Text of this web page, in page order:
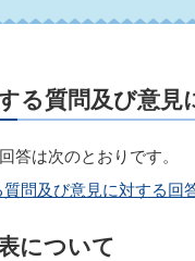
る質問及び意見
答は次のとおりです。
問及び意見に対する回
について